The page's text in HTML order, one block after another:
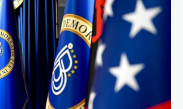
përpjekjeve për krijimin e qeverisë dhe koha
nuk pret. CDU/CSU dhe SPD po vazhdojnë…
BOTA,LAJME MISTER RAJONI,SPECIALE
Çka ndodhë tash pas
ndërprerjes së ndihmës
ushtarake për Ukrainën nga
Trump